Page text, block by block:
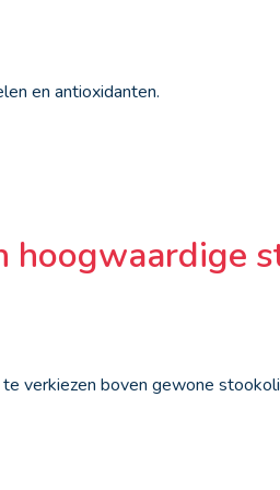
en antioxidanten.
hoogwaardige
verkiezen boven gewone